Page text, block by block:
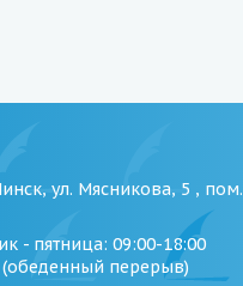
ул. Мясникова, 5 , пом.
- пятница: 09:00-18:00
(обеденный перерыв)